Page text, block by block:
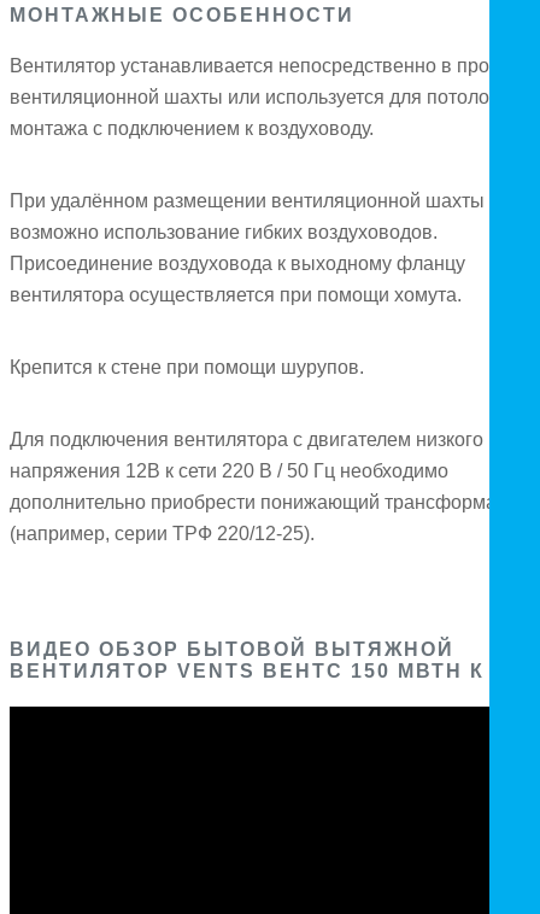
МОНТАЖНЫЕ ОСОБЕННОСТИ
Вентилятор устанавливается непосредственно в проем
вентиляционной шахты или используется для потолочного
монтажа с подключением к воздуховоду.
При удалённом размещении вентиляционной шахты
возможно использование гибких воздуховодов.
Присоединение воздуховода к выходному фланцу
вентилятора осуществляется при помощи хомута.
Крепится к стене при помощи шурупов.
Для подключения вентилятора с двигателем низкого
напряжения 12В к сети 220 В / 50 Гц необходимо
дополнительно приобрести понижающий трансформатор
(например, серии ТРФ 220/12-25).
ВИДЕО ОБЗОР БЫТОВОЙ ВЫТЯЖНОЙ
ВЕНТИЛЯТОР VENTS ВЕНТС 150 МВТН К (М)